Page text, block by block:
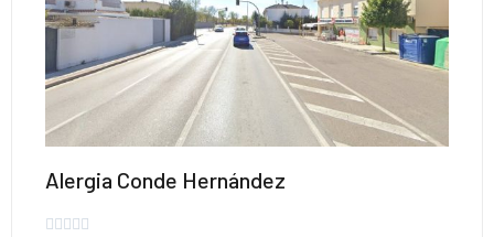
Alergia Conde Hernández
    